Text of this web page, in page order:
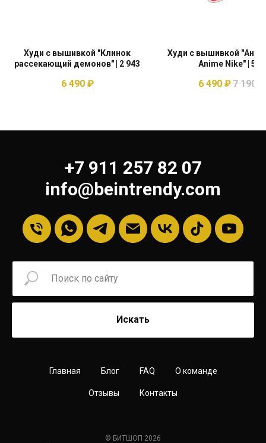
Худи с вышивкой "Клинок
рассекающий демонов" | 2 943
6 490 ₽
Худи с вышивкой
Anime Nike" | 557
6 490 ₽7 190
+7 911 257 82 07
info@beintrendy.com
Искать
Главная Блог FAQ О команде
Отзывы Контакты
© БИТШОП 2026